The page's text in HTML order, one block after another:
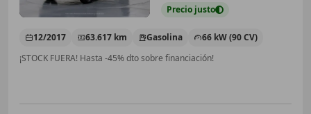
Precio justo
12/2017 63.617 km Gasolina
66 kW (90 CV)
¡STOCK FUERA! Hasta -45% dto sobre financiación!